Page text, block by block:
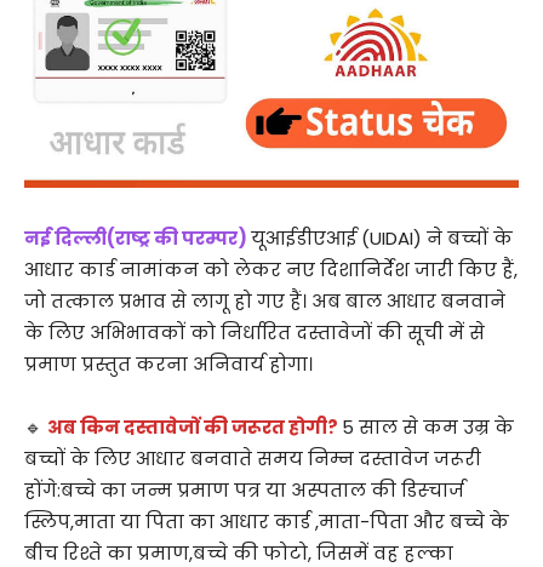
नई दिल्ली(राष्ट्र की परम्पर)यूआईडीएआई (UIDAI) ने बच्चों के
आधार कार्ड नामांकन को लेकर नए दिशानिर्देश जारी किए हैं,
जो तत्काल प्रभाव से लागू हो गए हैं। अब बाल आधार बनवाने
के लिए अभिभावकों को निर्धारित दस्तावेजों की सूची में से
प्रमाण प्रस्तुत करना अनिवार्य होगा।
🔹 अब किन दस्तावेजों की जरूरत होगी? 5 साल से कम उम्र के
बच्चों के लिए आधार बनवाते समय निम्न दस्तावेज जरूरी
होंगे:बच्चे का जन्म प्रमाण पत्र या अस्पताल की डिस्चार्ज
स्लिप,माता या पिता का आधार कार्ड ,माता-पिता और बच्चे के
बीच रिश्ते का प्रमाण,बच्चे की फोटो, जिसमें वह हल्का